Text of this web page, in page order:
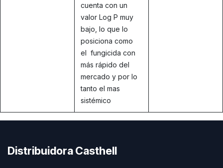
cuenta con un
valor Log P muy
bajo, lo que lo
posiciona como
el fungicida con
más rápido del
mercado y por lo
tanto el mas
sistémico
Distribuidora Casthell